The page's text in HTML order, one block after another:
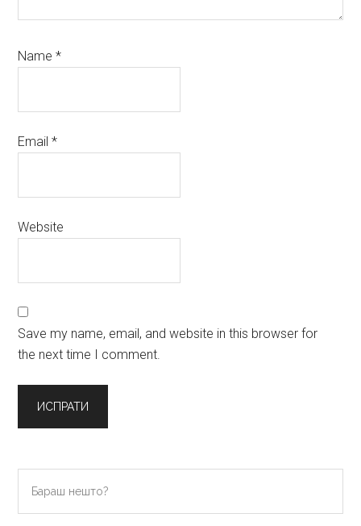
Name*
Email*
Website
Save my name, email, and website in this browser for
the next time I comment.
Primary
Sidebar
нешто?